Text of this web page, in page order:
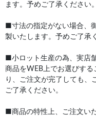
ます。予めご了承ください。
■寸法の指定がない場合、
製いたします。予めご了承
■小ロット生産の為、実店
商品をWEB上でお選びする
り、ご注文が完了しても、
ご了承ください。
■商品の特性上、ご注文い